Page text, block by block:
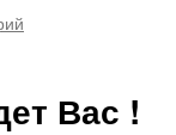
Вас !